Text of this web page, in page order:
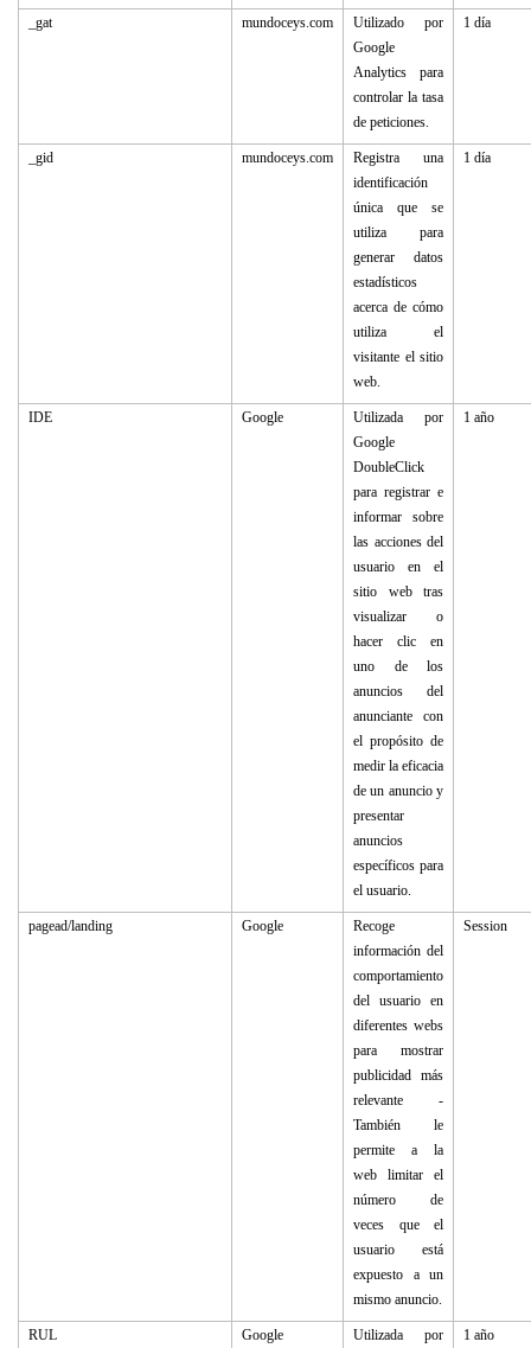
_gat mundoceys.com
Utilizado por
Google
Analytics para
controlar la tasa
de peticiones.
1 día
_gid mundoceys.com
Registra una
identificación
única que se
utiliza para
generar datos
estadísticos
acerca de cómo
utiliza el
visitante el sitio
web.
1 día
IDE Google
Utilizada por
Google
DoubleClick
para registrar e
informar sobre
las acciones del
usuario en el
sitio web tras
visualizar o
hacer clic en
uno de los
anuncios del
anunciante con
el propósito de
medir la eficacia
de un anuncio y
presentar
anuncios
específicos para
el usuario.
1 año
pagead/landing Google
Recoge
información del
comportamiento
del usuario en
diferentes webs
para mostrar
publicidad más
relevante -
También le
permite a la
web limitar el
número de
veces que el
usuario está
expuesto a un
mismo anuncio.
Session
RUL Google Utilizada por 1 año